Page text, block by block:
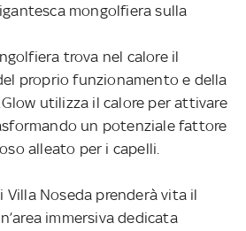
mongolfiera sulla
trova nel calore il
proprio funzionamento e della
utilizza il calore per attivare
un potenziale fattore
alleato per i capelli.
Villa Noseda prenderà vita il
immersiva dedicata